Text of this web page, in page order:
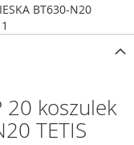
BT630-N20
20 koszulek
TETIS